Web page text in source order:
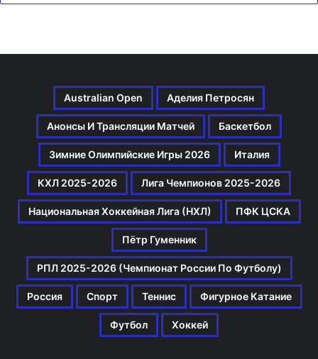
Australian Open Аделия Петросян
Анонсы И Трансляции Матчей Баскетбол
Зимние Олимпийские Игры 2026 Италия
КХЛ 2025-2026 Лига Чемпионов 2025-2026
Национальная Хоккейная Лига (НХЛ) ПФК ЦСКА
Пётр Гуменник
РПЛ 2025-2026 (Чемпионат России По Футболу)
Россия Спорт Теннис Фигурное Катание
Футбол Хоккей